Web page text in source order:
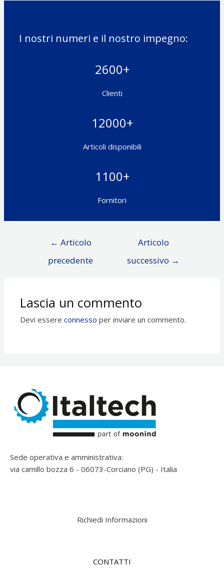
I nostri numeri e il nostro impegno:
2600+
Clienti
12000+
Articoli disponibili
1100+
Fornitori
Navigazione
← Articolo
precedente
Articolo
successivo →
Lascia un commento
Devi essereconnesso per inviare un commento.
Sede operativa e amministrativa:
via camillo bozza 6 - 06073-Corciano (PG) - Italia
Richiedi Informazioni
CONTATTI